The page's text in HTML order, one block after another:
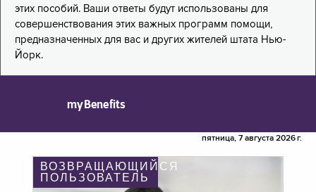
этих пособий. Ваши ответы будут использованы для
совершенствования этих важных программ помощи,
предназначенных для вас и других жителей штата Нью-
Йорк.
myBenefits
пятница, 7 августа 2026 г.
ВОЗВРАЩАЮЩИЙСЯ
ПОЛЬЗОВАТЕЛЬ